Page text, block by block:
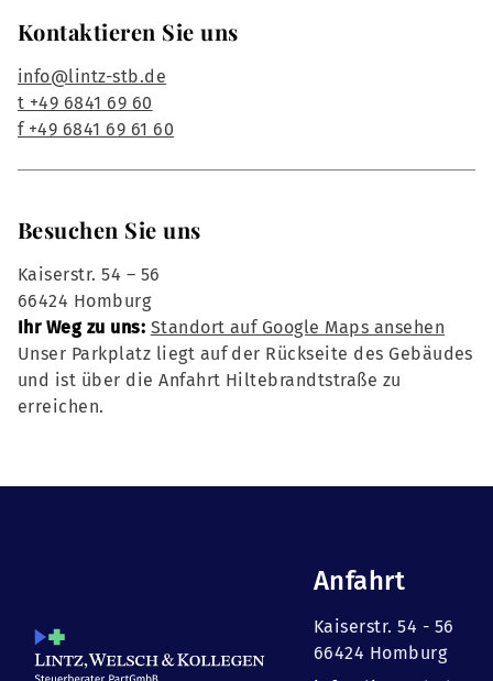
Kontaktieren Sie uns
info@lintz-stb.de
t +49 6841 69 60
f +49 6841 69 61 60
Besuchen Sie uns
Kaiserstr. 54 – 56
66424 Homburg
Ihr Weg zu uns: Standort auf Google Maps ansehen
Unser Parkplatz liegt auf der Rückseite des Gebäudes
und ist über die Anfahrt Hiltebrandtstraße zu
erreichen.
Anfahrt
Kaiserstr. 54 - 56
66424 Homburg